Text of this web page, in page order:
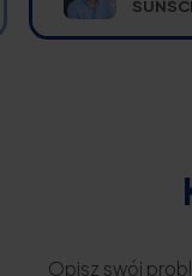
Opisz swój